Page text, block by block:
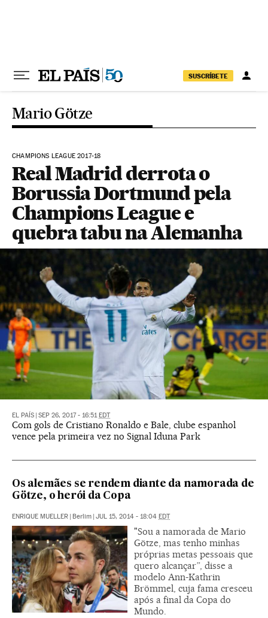
SUSCRÍBETE
Mario Götze
CHAMPIONS LEAGUE 2017-18
Real Madrid derrota o
Borussia Dortmund pela
Champions League e
quebra tabu na Alemanha
EL PAÍS SEP 26, 2017 - 16:51 EDT
Com gols de Cristiano Ronaldo e Bale, clube espanhol
vence pela primeira vez no Signal Iduna Park
Os alemães se rendem diante da namorada de
Götze, o herói da Copa
ENRIQUE MUELLER Berlim JUL 15, 2014 - 18:04 EDT
"Sou a namorada de Mario
Götze, mas tenho minhas
próprias metas pessoais que
quero alcançar”, disse a
modelo Ann-Kathrin
Brömmel, cuja fama cresceu
após a final da Copa do
Mundo.